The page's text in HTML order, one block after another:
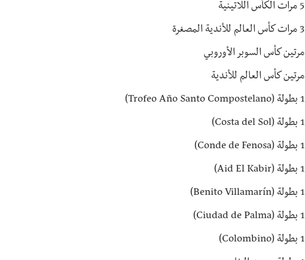
5 مرات الكأس اللاتينية
3 مرات كأس العالم للأندية المصغرة
مرتين كأس السوبر الأوروبي
مرتين كأس العالم للأندية
1 بطولة (Trofeo Año Santo Compostelano)
1 بطولة (Costa del Sol)
1 بطولة (Conde de Fenosa)
1 بطولة (Aid El Kabir)
1 بطولة (Benito Villamarín)
1 بطولة (Ciudad de Palma)
1 بطولة (Colombino)